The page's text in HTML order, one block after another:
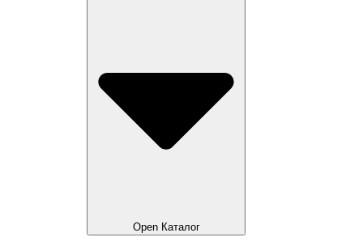
Open Каталог